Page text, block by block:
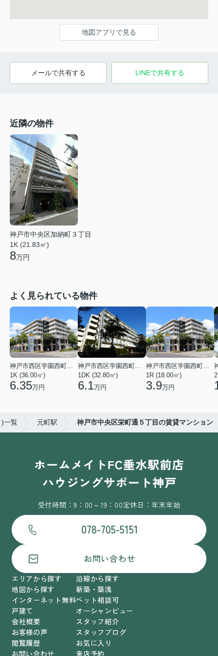
地図アプリで見る
メールで共有する LINEで共有する
近隣の物件
神戸市中央区加納町３丁目
1K (21.83㎡)
8万円
よく見られている物件
1K (36.00㎡)
6.35万円
1DK (32.80㎡)
6.1万円
1R (18.00㎡)
3.9万円
)一覧 元町駅 神戸市中央区栄町通５丁目の賃貸マンション
受付時間：9：00～19：00定休日：年末年始
078-705-5151
お問い合わせ
エリアから探す
地図から探す
インターネット無料
戸建て
会社概要
お客様の声
閲覧履歴
お問い合わせ
沿線から探す
新築・築浅
ペット相談可
オーシャンビュー
スタッフ紹介
スタッフブログ
お気に入り
来店予約